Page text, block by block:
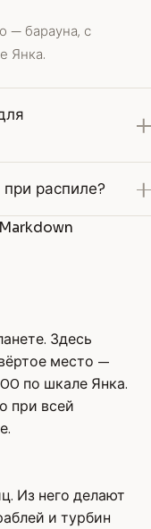
— барауна, с
Янка.
распиле?
Здесь
место —
по шкале Янка.
при всей
Из него делают
и турбин